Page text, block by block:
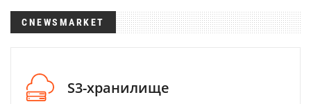
CNEWSMARKET
S3-хранилище